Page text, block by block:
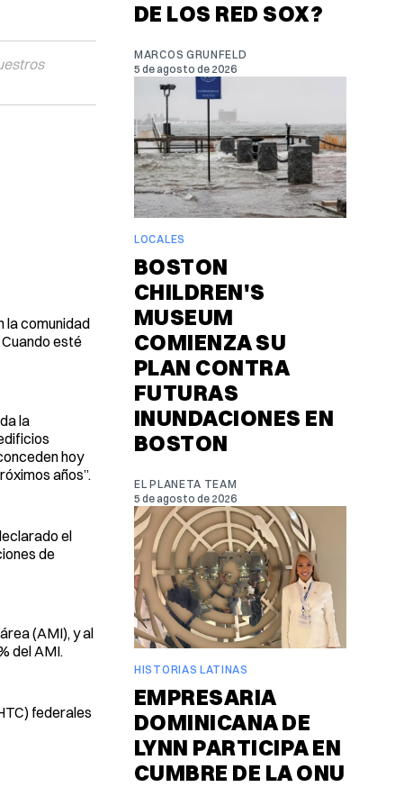
la comunidad
esté
la
hoy
años”.
el
de
(AMI), y al
del AMI.
federales
DE LOS RED SOX?
MARCOS GRUNFELD
5 de agosto de 2026
LOCALES
BOSTON
CHILDREN'S
MUSEUM
COMIENZA SU
PLAN CONTRA
FUTURAS
INUNDACIONES EN
BOSTON
EL PLANETA TEAM
5 de agosto de 2026
HISTORIAS LATINAS
EMPRESARIA
DOMINICANA DE
LYNN PARTICIPA EN
CUMBRE DE LA ONU